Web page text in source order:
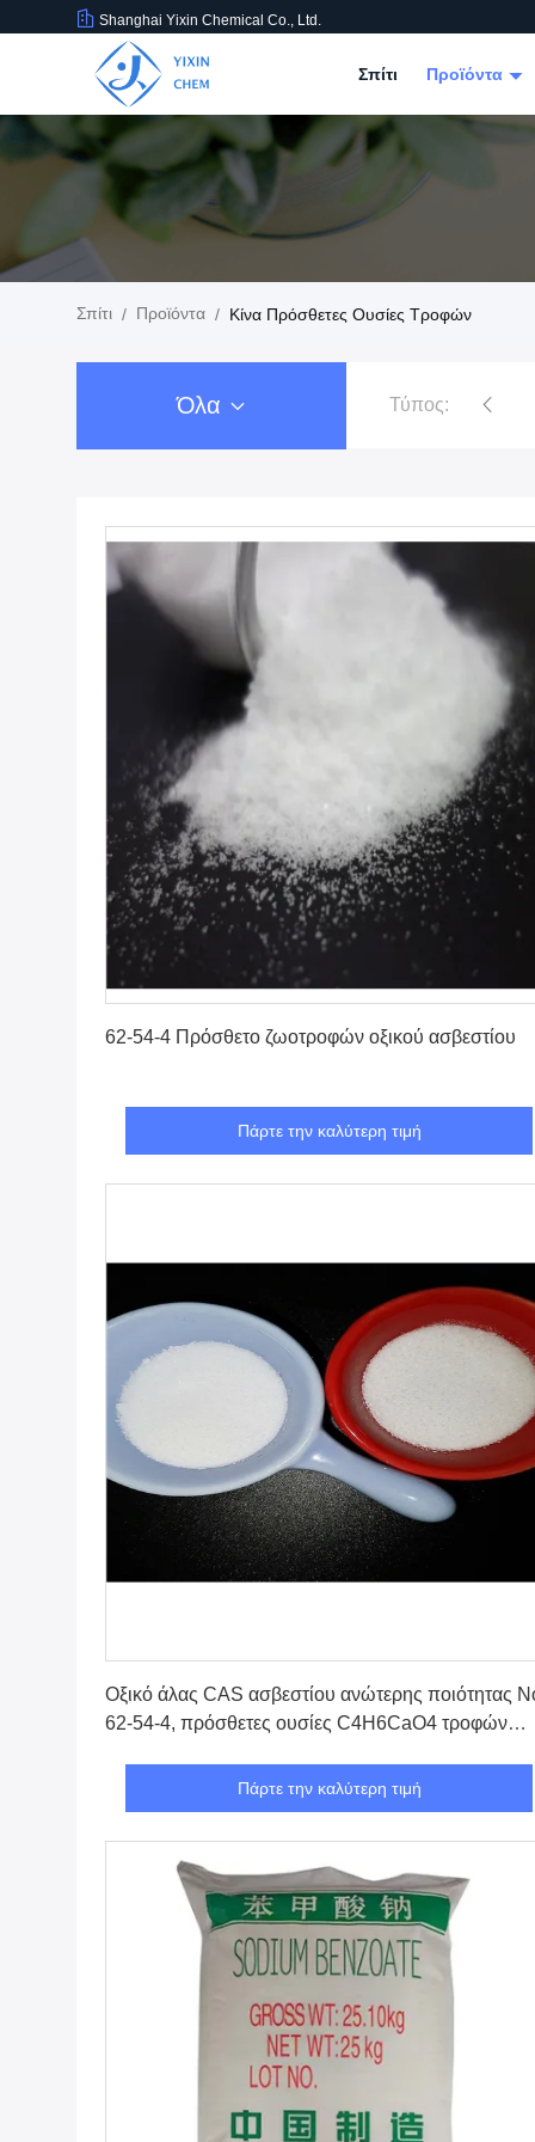
Shanghai Yixin Chemical Co., Ltd.
Σπίτι Προϊόντα
Σπίτι / Προϊόντα / Κίνα Πρόσθετες Ουσίες Τροφών
Όλα Τύπος:
Άλατα νιτρικών αλάτων
62-54-4 Πρόσθετο ζωοτροφών οξικού ασβεστίου
Πάρτε την καλύτερη τιμή
Οξικό άλας CAS ασβεστίου ανώτερης ποιότητας
62-54-4, πρόσθετες ουσίες C4H6CaO4 τροφών
Πάρτε την καλύτερη τιμή